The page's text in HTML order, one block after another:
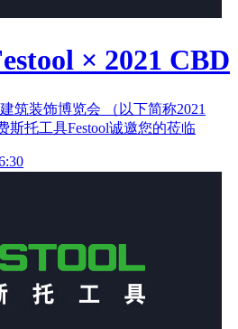
× 2021 CBD
筑装饰博览会 （以下简称2021
斯托工具Festool诚邀您的莅临